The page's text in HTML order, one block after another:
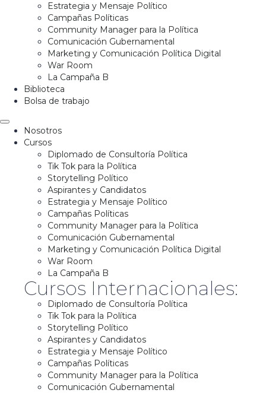
Estrategia y Mensaje Político
Campañas Políticas
Community Manager para la Política
Comunicación Gubernamental
Marketing y Comunicación Política Digital
War Room
La Campaña B
Biblioteca
Bolsa de trabajo
Nosotros
Cursos
Diplomado de Consultoría Política
Tik Tok para la Política
Storytelling Político
Aspirantes y Candidatos
Estrategia y Mensaje Político
Campañas Políticas
Community Manager para la Política
Comunicación Gubernamental
Marketing y Comunicación Política Digital
War Room
La Campaña B
Cursos Internacionales:
Diplomado de Consultoría Política
Tik Tok para la Política
Storytelling Político
Aspirantes y Candidatos
Estrategia y Mensaje Político
Campañas Políticas
Community Manager para la Política
Comunicación Gubernamental